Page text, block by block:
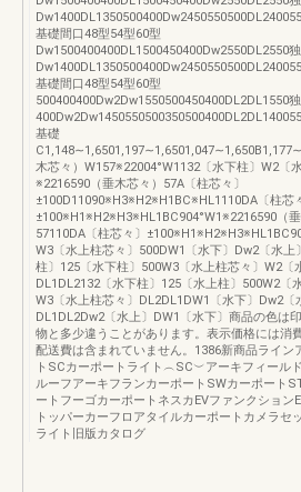
基礎間口48型54型60型
Dw1500400400DL1500450400Dw2550DL2550
基礎間口48型54型60型
500400400Dw2Dw1550500450400DL2DL1550
基礎
木芯々）W157※22004°W1132〔水下柱〕W2〔
※2216590（垂木芯々）57A〔柱芯々〕
±100D11090※H3※H2※H1BC※HL1110DA〔柱芯
±100※H1※H2※H3※HL1BC904°W1※2216590（垂
57110DA〔柱芯々〕
W3〔水上柱芯々〕500DW1〔水下〕Dw2〔水上
柱〕125〔水下柱〕500W3〔水上柱芯々〕W2〔
DL1DL2132〔水下柱〕125〔水上柱〕500W2〔
W3〔水上柱芯々〕DL2DL1DW1〔水下〕Dw2〔
DL1DL2Dw2〔水上〕DW1〔水下〕商品の色は
物と多少違うことがあります。表示価格には消
配送費は含まれていません。1386新商品ライン
トSCカーポートライト︵SC︶アーキフィール
ルーフアーキフランカーポートSWカーポート
ートフーゴカーポートネスカEVファンクション
トッパーカーフロアタイルカーポートカメラセ
ライト旧版カタログ